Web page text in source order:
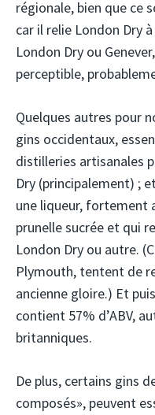
régionale, bien que ce
car il relie London Dry
London Dry ou
perceptible,
Quelques autres pour
gins occidentaux,
distilleries artisanales
Dry (principalement) ;
une liqueur, fortement
prunelle sucrée et qui
London Dry ou autre.
Plymouth, tentent de
ancienne gloire.) Et
contient 57% d’ABV,
britanniques.
De plus, certains gins
composés», peuvent